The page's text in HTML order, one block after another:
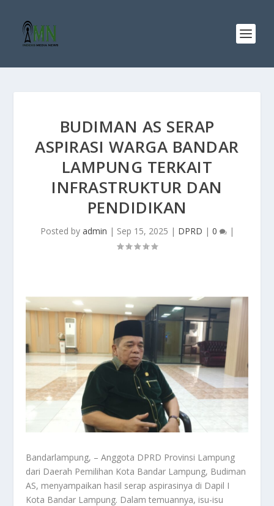
BUDIMAN AS SERAP
ASPIRASI WARGA BANDAR
LAMPUNG TERKAIT
INFRASTRUKTUR DAN
PENDIDIKAN
Posted by admin | Sep 15, 2025 | DPRD | 0 |
Bandarlampung, – Anggota DPRD Provinsi Lampung
dari Daerah Pemilihan Kota Bandar Lampung, Budiman
AS, menyampaikan hasil serap aspirasinya di Dapil I
Kota Bandar Lampung. Dalam temuannya, isu-isu